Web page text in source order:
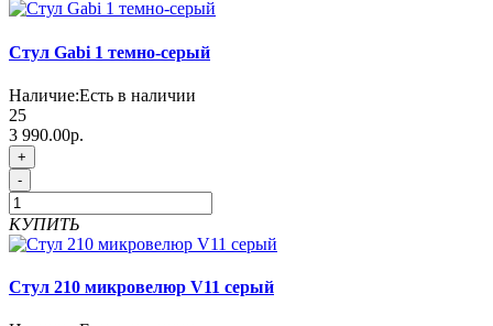
Стул Gabi 1 темно-серый
Наличие:Есть в наличии
25
3 990.00р.
+
-
КУПИТЬ
Стул 210 микровелюр V11 серый